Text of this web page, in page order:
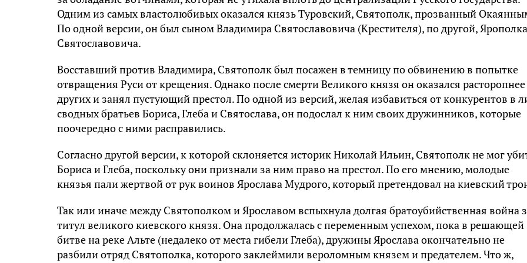
Одним из самых властолюбивых оказался князь Туровский, Святополк, прозванный
По одной версии, он был сыном Владимира Святославовича (Крестителя), по другой, Ярополка
Святославовича.
Восставший против Владимира, Святополк был посажен в темницу по обвинению в попытке
отвращения Руси от крещения. Однако после смерти Великого князя он оказался расторопнее
других и занял пустующий престол. По одной из версий, желая избавиться от конкурентов в
сводных братьев Бориса, Глеба и Святослава, он подослал к ним своих дружинников, которые
поочередно с ними расправились.
Согласно другой версии, к которой склоняется историк Николай Ильин, Святополк не мог
Бориса и Глеба, поскольку они признали за ним право на престол. По его мнению, молодые
князья пали жертвой от рук воинов Ярослава Мудрого, который претендовал на киевский
Так или иначе между Святополком и Ярославом вспыхнула долгая братоубийственная война
титул великого киевского князя. Она продолжалась с переменным успехом, пока в решающей
битве на реке Альте (недалеко от места гибели Глеба), дружины Ярослава окончательно не
разбили отряд Святополка, которого заклеймили вероломным князем и предателем. Что ж,